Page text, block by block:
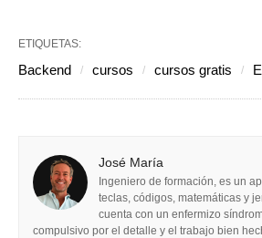
ETIQUETAS:
Backend cursos cursos gratis
José María
Ingeniero de formación, es un
teclas, códigos, matemáticas y
cuenta con un enfermizo
compulsivo por el detalle y el trabajo bien